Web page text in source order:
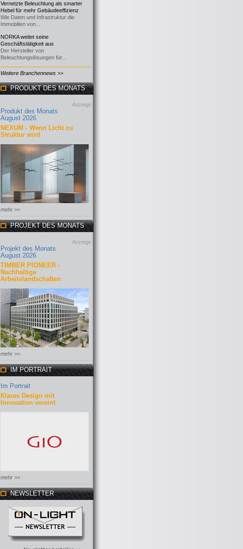
Vernetzte Beleuchtung als smarter
Hebel für mehr Gebäudeeffizienz
Wie Daten und Infrastruktur die
Immobilien von...
NORKA weitet seine
Geschäftstätigkeit aus
Der Hersteller von
Beleuchtungslösungen für...
Weitere Branchennews >>
PRODUKT DES MONATS
Anzeige
Produkt des Monats
August 2026
NEXUM - Wenn Licht zu
Struktur wird
mehr >>
PROJEKT DES MONATS
Anzeige
Projekt des Monats
August 2026
TIMBER PIONEER -
Nachhaltige
Arbeitslandschaften
mehr >>
IM PORTRAIT
Im Portrait
Klares Design mit
Innovation vereint
mehr >>
NEWSLETTER